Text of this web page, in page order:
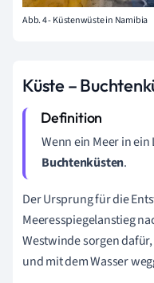
Abb. 4 - Küstenwüste in Namibia
Küste –
Wenn ein Meer in
Buchtenküsten.
Der Ursprung für die
Meeresspiegelanstieg
Westwinde sorgen
und mit dem Wasser